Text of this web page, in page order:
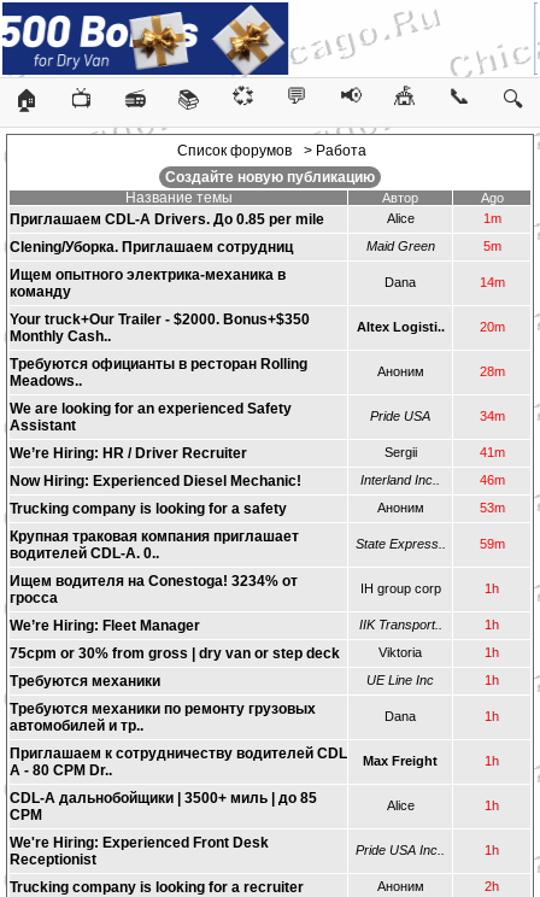
🏠 📺 📻 📚 💞 💬 📢 🎪 📞 🔍
Список форумов
> Работа
Создайте новую публикацию
Название темы
Автор Ago
Приглашаем CDL-A Drivers. До 0.85 per mile Alice 1m
Clening/Уборка. Приглашаем сотрудниц Maid Green 5m
Ищем опытного электрика-механика в
команду
Dana 14m
Your truck+Our Trailer - $2000. Bonus+$350
Monthly Cash..
Altex Logisti.. 20m
Требуются официанты в ресторан Rolling
Meadows..
Аноним 28m
We are looking for an experienced Safety
Assistant
Pride USA 34m
We’re Hiring: HR / Driver Recruiter Sergii 41m
Now Hiring: Experienced Diesel Mechanic! Interland Inc.. 46m
Trucking company is looking for a safety Аноним 53m
Крупная траковая компания приглашает
водителей CDL-A. 0..
State Express.. 59m
Ищем водителя на Conestoga! 3234% от
гросса
IH group corp 1h
We’re Hiring: Fleet Manager IIK Transport.. 1h
75cpm or 30% from gross | dry van or step deck Viktoria 1h
Требуются механики UE Line Inc 1h
Требуются механики по ремонту грузовых
автомобилей и тр..
Dana 1h
Приглашаем к сотрудничеству водителей CDL
A - 80 CPM Dr..
Max Freight 1h
CDL-A дальнобойщики | 3500+ миль | до 85
CPM
Alice 1h
We're Hiring: Experienced Front Desk
Receptionist
Pride USA Inc.. 1h
Trucking company is looking for a recruiter Аноним 2h